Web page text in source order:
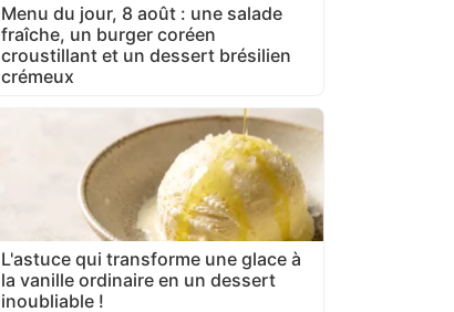
Menu du jour, 8 août : une salade
fraîche, un burger coréen
croustillant et un dessert brésilien
crémeux
L'astuce qui transforme une glace à
la vanille ordinaire en un dessert
inoubliable !